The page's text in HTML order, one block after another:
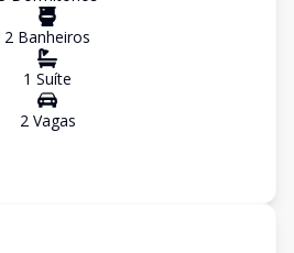
2 Banheiros
1 Suíte
2Vagas